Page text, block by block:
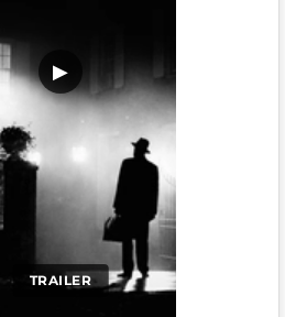
TRAILER
▶